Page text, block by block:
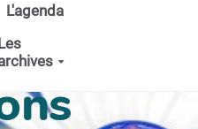
L'agenda